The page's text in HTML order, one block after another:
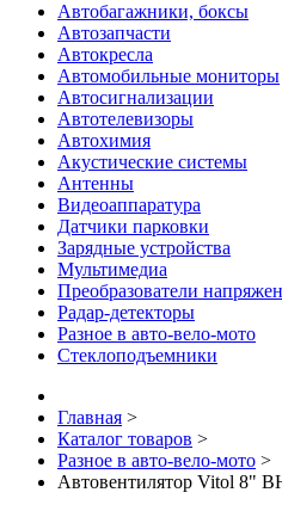
Автобагажники, боксы
Автозапчасти
Автокресла
Автомобильные мониторы
Автосигнализации
Автотелевизоры
Автохимия
Акустические системы
Антенны
Видеоаппаратура
Датчики парковки
Зарядные устройства
Мультимедиа
Преобразователи
Радар-детекторы
Разное в авто-вело-мото
Стеклоподъемники
Главная >
Каталог товаров >
Разное в авто-вело-мото >
Автовентилятор Vitol 8"